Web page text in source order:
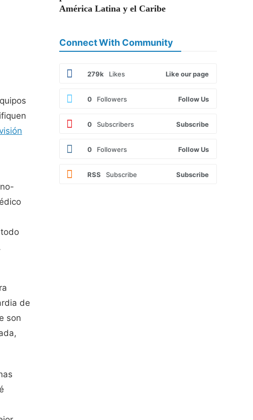
de
son
América Latina y el Caribe
Connect With Community
279k Likes Like our page
0 Followers Follow Us
0 Subscribers Subscribe
0 Followers Follow Us
RSS Subscribe Subscribe